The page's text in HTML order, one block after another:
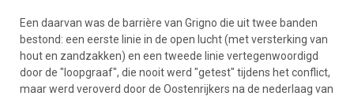
Een daarvan was de barrière van Grigno die uit twee banden
bestond: een eerste linie in de open lucht (met versterking van
hout en zandzakken) en een tweede linie vertegenwoordigd
door de "loopgraaf", die nooit werd "getest" tijdens het conflict,
maar werd veroverd door de Oostenrijkers na de nederlaag van